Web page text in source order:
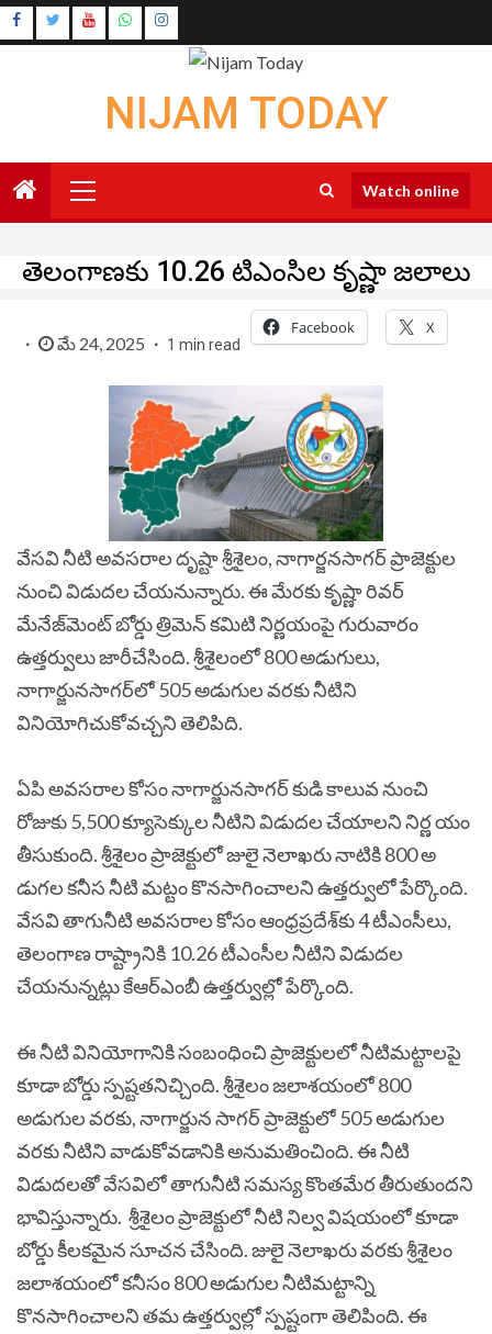
Skip
to
Instagram
NIJAM TODAY
Menu
Watch online
తెలంగాణకు 10.26 టిఎంసిల కృష్ణా జలాలు
మే 24, 2025 1 min read
Facebook X
వేసవి నీటి అవసరాల దృష్టా శ్రీశైలం, నాగార్జనసాగర్ ప్రాజెక్టుల
నుంచి విడుదల చేయనున్నారు. ఈ మేరకు కృష్ణా రివర్
మేనేజ్‌మెంట్ బోర్డు త్రిమెన్ కమిటి నిర్ణయంపై గురువారం
ఉత్తర్వులు జారీచేసింది. శ్రీశైలంలో 800 అడుగులు,
నాగార్జునసాగర్‌లో 505 అడుగుల వరకు నీటిని
వినియోగిచుకోవచ్చని తెలిపిది.
ఏపి అవసరాల కోసం నాగార్జునసాగర్ కుడి కాలువ నుంచి
రోజుకు 5,500 క్యూసెక్కుల నీటిని విడుదల చేయాలని నిర్ణ యం
తీసుకుంది. శ్రీశైలం ప్రాజెక్టులో జులై నెలాఖరు నాటికి 800 అ
డుగల కనీస నీటి మట్టం కొనసాగించాలని ఉత్తర్వులో పేర్కొంది.
వేసవి తాగునీటి అవసరాల కోసం ఆంధ్రప్రదేశ్‌కు 4 టీఎంసీలు,
తెలంగాణ రాష్ట్రానికి 10.26 టీఎంసీల నీటిని విడుదల
చేయనున్నట్లు కేఆర్‌ఎంబీ ఉత్తర్వుల్లో పేర్కొంది.
ఈ నీటి వినియోగానికి సంబంధించి ప్రాజెక్టులలో నీటిమట్టాలపై
కూడా బోర్డు స్పష్టతనిచ్చింది. శ్రీశైలం జలాశయంలో 800
అడుగుల వరకు, నాగార్జున సాగర్ ప్రాజెక్టులో 505 అడుగుల
వరకు నీటిని వాడుకోవడానికి అనుమతించింది. ఈ నీటి
విడుదలతో వేసవిలో తాగునీటి సమస్య కొంతమేర తీరుతుందని
భావిస్తున్నారు. శ్రీశైలం ప్రాజెక్టులో నీటి నిల్వ విషయంలో కూడా
బోర్డు కీలకమైన సూచన చేసింది. జులై నెలాఖరు వరకు శ్రీశైలం
జలాశయంలో కనీసం 800 అడుగుల నీటిమట్టాన్ని
కొనసాగించాలని తమ ఉత్తర్వుల్లో స్పష్టంగా తెలిపింది. ఈ